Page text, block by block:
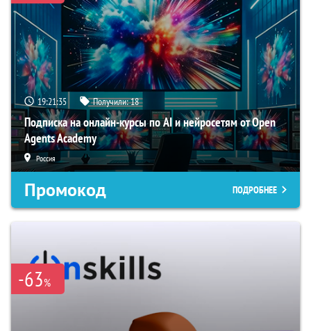
19:21:34 Получили:18
Подписка на онлайн-курсы по AI и нейросетям от Open
Agents Academy
Россия
Промокод ПОДРОБНЕЕ
-63%